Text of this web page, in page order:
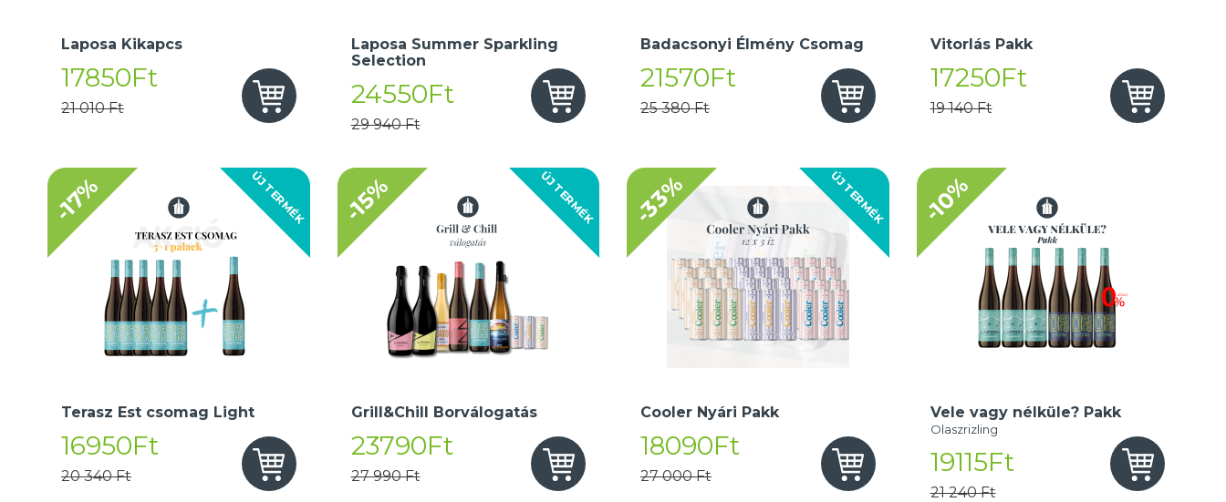
Laposa Kikapcs
17850Ft
21 010 Ft
Laposa Summer Sparkling
Selection
24550Ft
29 940 Ft
Badacsonyi Élmény Csomag
21570Ft
25 380 Ft
Vitorlás Pakk
17250Ft
19 140 Ft
ÚJ TERMÉK
-17%
Terasz Est csomag Light
16950Ft
20 340 Ft
ÚJ TERMÉK
-15%
Grill&Chill Borválogatás
23790Ft
27 990 Ft
ÚJ TERMÉK
-33%
Cooler Nyári Pakk
18090Ft
27 000 Ft
-10%
Vele vagy nélküle? Pakk
Olaszrizling
19115Ft
21 240 Ft